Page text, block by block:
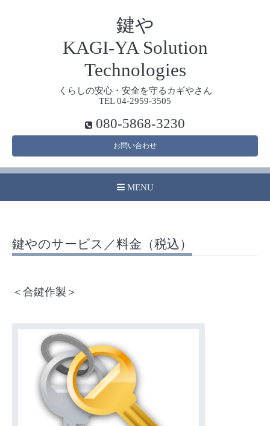
鍵や
KAGI-YA Solution
Technologies
くらしの安心・安全を守るカギやさん
TEL 04-2959-3505
080-5868-3230
お問い合わせ
MENU
鍵やのサービス／料金（税込）
＜合鍵作製＞